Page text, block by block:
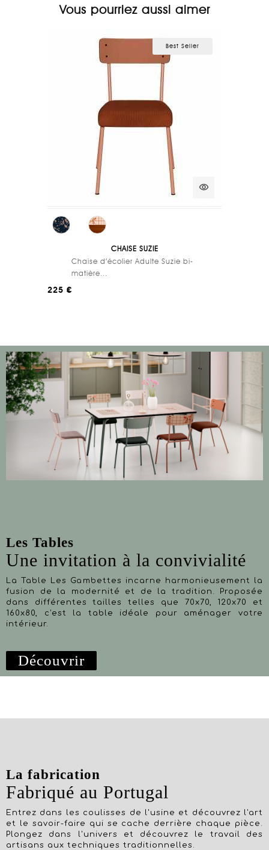
Vous pourriez aussi aimer
visibility
Best Seller
CHAISE SUZIE
Chaise d’écolier Adulte Suzie bi-
matière...
225 €
Les Tables
Une invitation à la convivialité
La Table Les Gambettes incarne harmonieusement la
fusion de la modernité et de la tradition. Proposée
dans différentes tailles telles que 70x70, 120x70 et
160x80, c'est la table idéale pour aménager votre
intérieur.
Découvrir
La fabrication
Fabriqué au Portugal
Entrez dans les coulisses de l'usine et découvrez l'art
et le savoir-faire qui se cache derrière chaque pièce.
Plongez dans l'univers et découvrez le travail des
artisans aux techniques traditionnelles.